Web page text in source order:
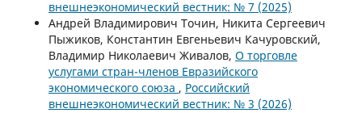
внешнеэкономический вестник: № 7 (2025)
Андрей Владимирович Точин, Никита Сергеевич
Пыжиков, Константин Евгеньевич Качуровский,
Владимир Николаевич Живалов, О торговле
услугами стран-членов Евразийского
экономического союза , Российский
внешнеэкономический вестник: № 3 (2026)